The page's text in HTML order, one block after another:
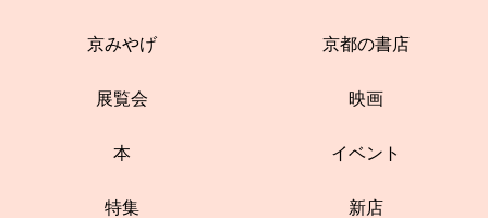
京みやげ 京都の書店
展覧会 映画
本 イベント
特集 新店